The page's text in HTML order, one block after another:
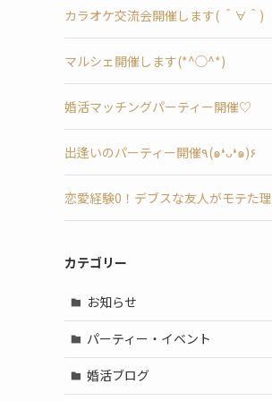
カラオケ交流会開催します( ＾∀＾)
マルシェ開催します(*^◯^*)
婚活マッチングパーティー開催♡
出逢いのパーティー開催٩(๑❛ᴗ❛๑)۶
恋愛経験0！デブスな友人がモテた理
カテゴリー
お知らせ
パーティー・イベント
婚活ブログ